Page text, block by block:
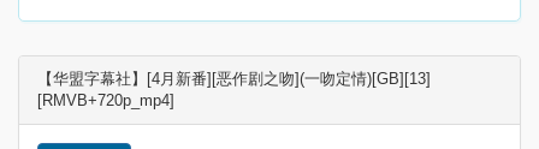
【华盟字幕社】[4月新番][恶作剧之吻](一吻定情)[GB][13]
[RMVB+720p_mp4]